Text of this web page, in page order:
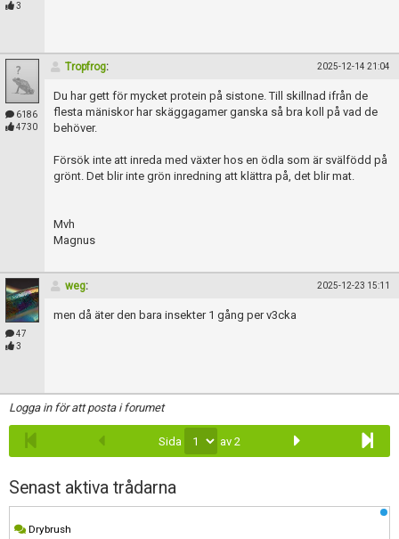
3
6186
4730
Tropfrog: 2025-12-14 21:04
Du har gett för mycket protein på sistone. Till skillnad ifrån de
flesta mäniskor har skäggagamer ganska så bra koll på vad de
behöver.
Försök inte att inreda med växter hos en ödla som är svälfödd på
grönt. Det blir inte grön inredning att klättra på, det blir mat.
Mvh
Magnus
47
3
weg: 2025-12-23 15:11
men då äter den bara insekter 1 gång per v3cka
Logga in för att posta i forumet
Sida av 2
Senast aktiva trådarna
Drybrush